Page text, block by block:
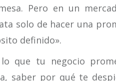
Pero en un
solo de hacer una
definido».
que tu negocio
saber por qué te